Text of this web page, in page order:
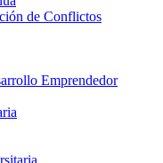
de Conflictos
Emprendedor